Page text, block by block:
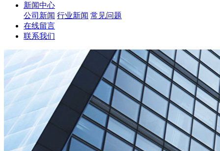
新闻中心
公司新闻 行业新闻 常见问题
在线留言
联系我们